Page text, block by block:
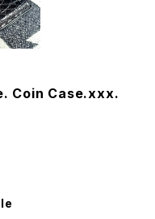
Coin Case.xxx.